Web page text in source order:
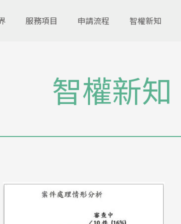
服務項目 申請流程 智權新知
智權新知